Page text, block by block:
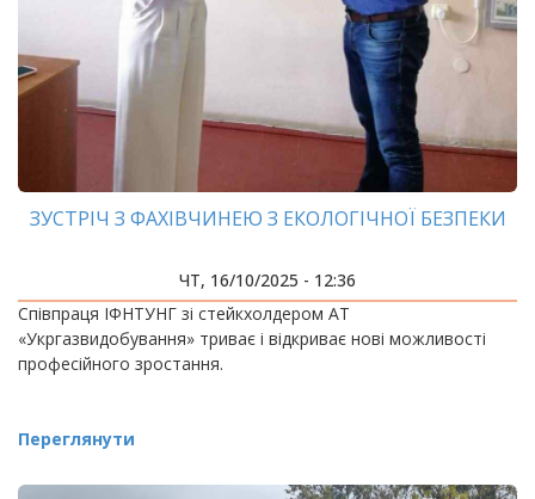
ЗУСТРІЧ З ФАХІВЧИНЕЮ З ЕКОЛОГІЧНОЇ БЕЗПЕКИ
ЧТ, 16/10/2025 - 12:36
Співпраця ІФНТУНГ зі стейкхолдером АТ
«Укргазвидобування» триває і відкриває нові можливості
професійного зростання.
Переглянути